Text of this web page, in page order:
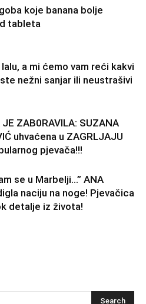
koje banana bolje
tableta
a mi ćemo vam reći kakvi
nežni sanjar ili neustrašivi
JE ZAB0RAVlLA: SUZANA
uhvaćena u ZAGRLJAJU
pjevača!!!
se u Marbelji…” ANA
naciju na noge! Pjevačica
detalje iz života!